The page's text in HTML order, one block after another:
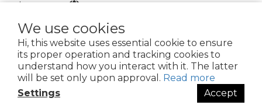
We use cookies
Hi, this website uses essential cookie to ensure
its proper operation and tracking cookies to
understand how you interact with it. The latter
will be set only upon approval. Read more
Settings
Accept
$ TWD English
2021 © iGreenbag | DoaBag | Working Hrs 8:30 - 18:00｜新北市新莊區中正路
659-5號3樓 | 02-2903-8800 | 統編 : 28396448 (唯一統編無關係企業)